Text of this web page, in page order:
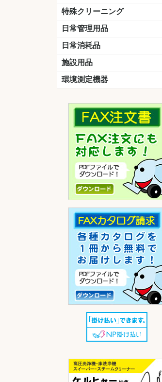
洗剤
道具
特殊クリーニング
石材
エアコン
外壁
その他
日常管理用品
クリーナー
洗濯用洗剤
油汚れ落とし
サビ取り剤
タバコ専用消臭
日常消耗品
トイレットペーパー
ペーパータオル
便座除菌クリーナー
ポリ袋
施設用品
マット・他
ベンチ
灰皿
傘立
くず入れ
環境測定機器